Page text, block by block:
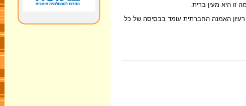
היא מעין ברית.
רעיון האמנה החברתית עומד בבסיסה של כל